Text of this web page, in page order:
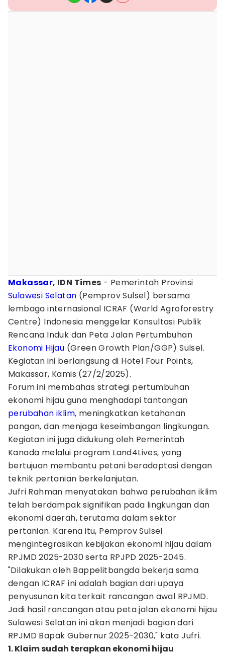
Makassar, IDN Times - Pemerintah Provinsi
Sulawesi Selatan (Pemprov Sulsel) bersama
lembaga internasional ICRAF (World Agroforestry
Centre) Indonesia menggelar Konsultasi Publik
Rencana Induk dan Peta Jalan Pertumbuhan
Ekonomi Hijau (Green Growth Plan/GGP) Sulsel.
Kegiatan ini berlangsung di Hotel Four Points,
Makassar, Kamis (27/2/2025).
Forum ini membahas strategi pertumbuhan
ekonomi hijau guna menghadapi tantangan
perubahan iklim, meningkatkan ketahanan
pangan, dan menjaga keseimbangan lingkungan.
Kegiatan ini juga didukung oleh Pemerintah
Kanada melalui program Land4Lives, yang
bertujuan membantu petani beradaptasi dengan
teknik pertanian berkelanjutan.
Jufri Rahman menyatakan bahwa perubahan iklim
telah berdampak signifikan pada lingkungan dan
ekonomi daerah, terutama dalam sektor
pertanian. Karena itu, Pemprov Sulsel
mengintegrasikan kebijakan ekonomi hijau dalam
RPJMD 2025-2030 serta RPJPD 2025-2045.
"Dilakukan oleh Bappelitbangda bekerja sama
dengan ICRAF ini adalah bagian dari upaya
penyusunan kita terkait rancangan awal RPJMD.
Jadi hasil rancangan atau peta jalan ekonomi hijau
Sulawesi Selatan ini akan menjadi bagian dari
RPJMD Bapak Gubernur 2025-2030," kata Jufri.
1. Klaim sudah terapkan ekonomi hijau